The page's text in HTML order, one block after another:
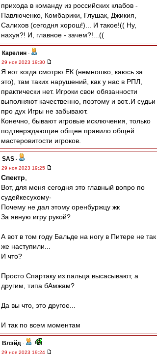
прихода в команду из российских клабов -
Павлюченко, Комбарики, Глушак, Джикия,
Салихов (сегодня хорош!)... И такое!(( Ну,
нахуя?! И, главное - зачем?!...((
Карелин -
29 ноя 2023 19:30
Я вот когда смотрю ЕК (немношко, каюсь за
это), там таких нарушений, как у нас в РПЛ,
практически нет. Игроки свои обязанности
выполняют качественно, поэтому и вот..И судьи
про дух Игры не забывают.
Конечно, бывают игровые исключения, только
подтверждающие общее правило общей
мастеровитости игроков.
SAS -
29 ноя 2023 19:25
Спектр
Вот, для меня сегодня это главный вопро по
судейкесухому-
Почему не дал этому оренбуржцу жк
За явную игру рукой?
А вот в том году Бальде на ногу в Питере не так
же наступили...
И что?
Просто Спартаку из пальца высасывают, а
другим, типа бАмжам?
Да вы что, это другое...
И так по всем моментам
Влэйд -
29 ноя 2023 19:24